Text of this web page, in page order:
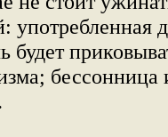
употребленная
будет
бессонница